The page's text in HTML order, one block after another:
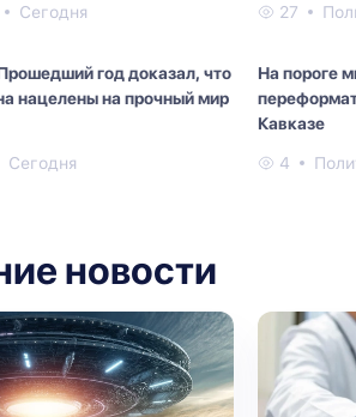
Сегодня 27
год доказал, что
нацелены на прочный мир
Сегодня
На пороге
Кавказе
4
новости